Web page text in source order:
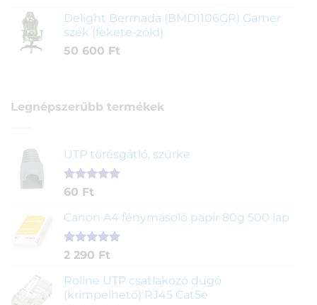
Delight Bermada (BMD1106GR) Gamer
szék (fekete-zöld)
50 600 Ft
Legnépszerűbb termékek
UTP törésgátló, szürke
Értékelés
ből,
1
értékelés
alapján
60 Ft
Canon A4 fénymásoló papír 80g 500 lap
Értékelés
ből,
2
értékelés
alapján
2 290 Ft
Roline UTP csatlakozó dugó
(krimpelhető) RJ45 Cat5e